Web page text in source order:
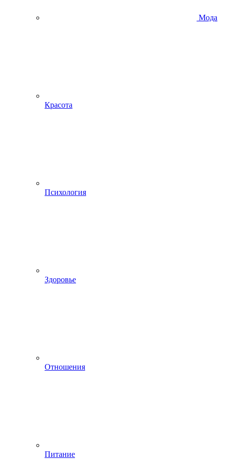
Мода
Красота
Психология
Здоровье
Отношения
Питание